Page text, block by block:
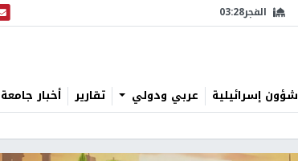
الفجر03:28
شؤون إسرائيلية عربي ودولي تقارير أخبار